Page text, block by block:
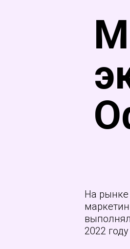
На рынке
2022